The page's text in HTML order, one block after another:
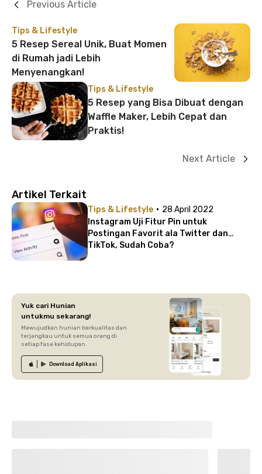
Tips & Lifestyle
5 Resep Sereal Unik, Buat Momen
di Rumah jadi Lebih
Menyenangkan!
Previous Article
Tips & Lifestyle
5 Resep yang Bisa Dibuat dengan
Waffle Maker, Lebih Cepat dan
Praktis!
Next Article
Artikel Terkait
Tips & Lifestyle · 28 April 2022
Instagram Uji Fitur Pin untuk
Postingan Favorit ala Twitter dan
TikTok, Sudah Coba?
Yuk cari Hunian
untukmu sekarang!
Mewujudkan hunian berkualitas dan
terjangkau untuk semua orang di
setiap fase kehidupan.
Download Aplikasi